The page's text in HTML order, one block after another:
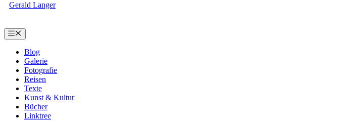
Gerald Langer
Menü
Blog
Galerie
Fotografie
Reisen
Texte
Kunst & Kultur
Bücher
Linktree